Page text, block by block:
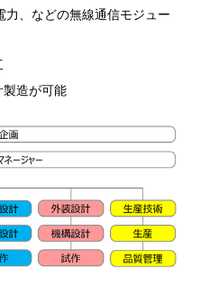
力、などの無線通信モジュー
製造が可能